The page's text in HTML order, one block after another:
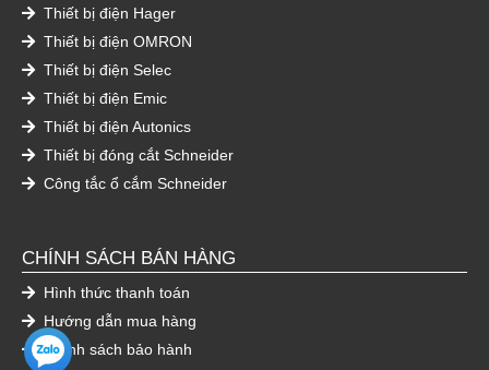
Thiết bị điện Hager
Thiết bị điện OMRON
Thiết bị điện Selec
Thiết bị điện Emic
Thiết bị điện Autonics
Thiết bị đóng cắt Schneider
Công tắc ổ cắm Schneider
CHÍNH SÁCH BÁN HÀNG
Hình thức thanh toán
Hướng dẫn mua hàng
Chính sách bảo hành